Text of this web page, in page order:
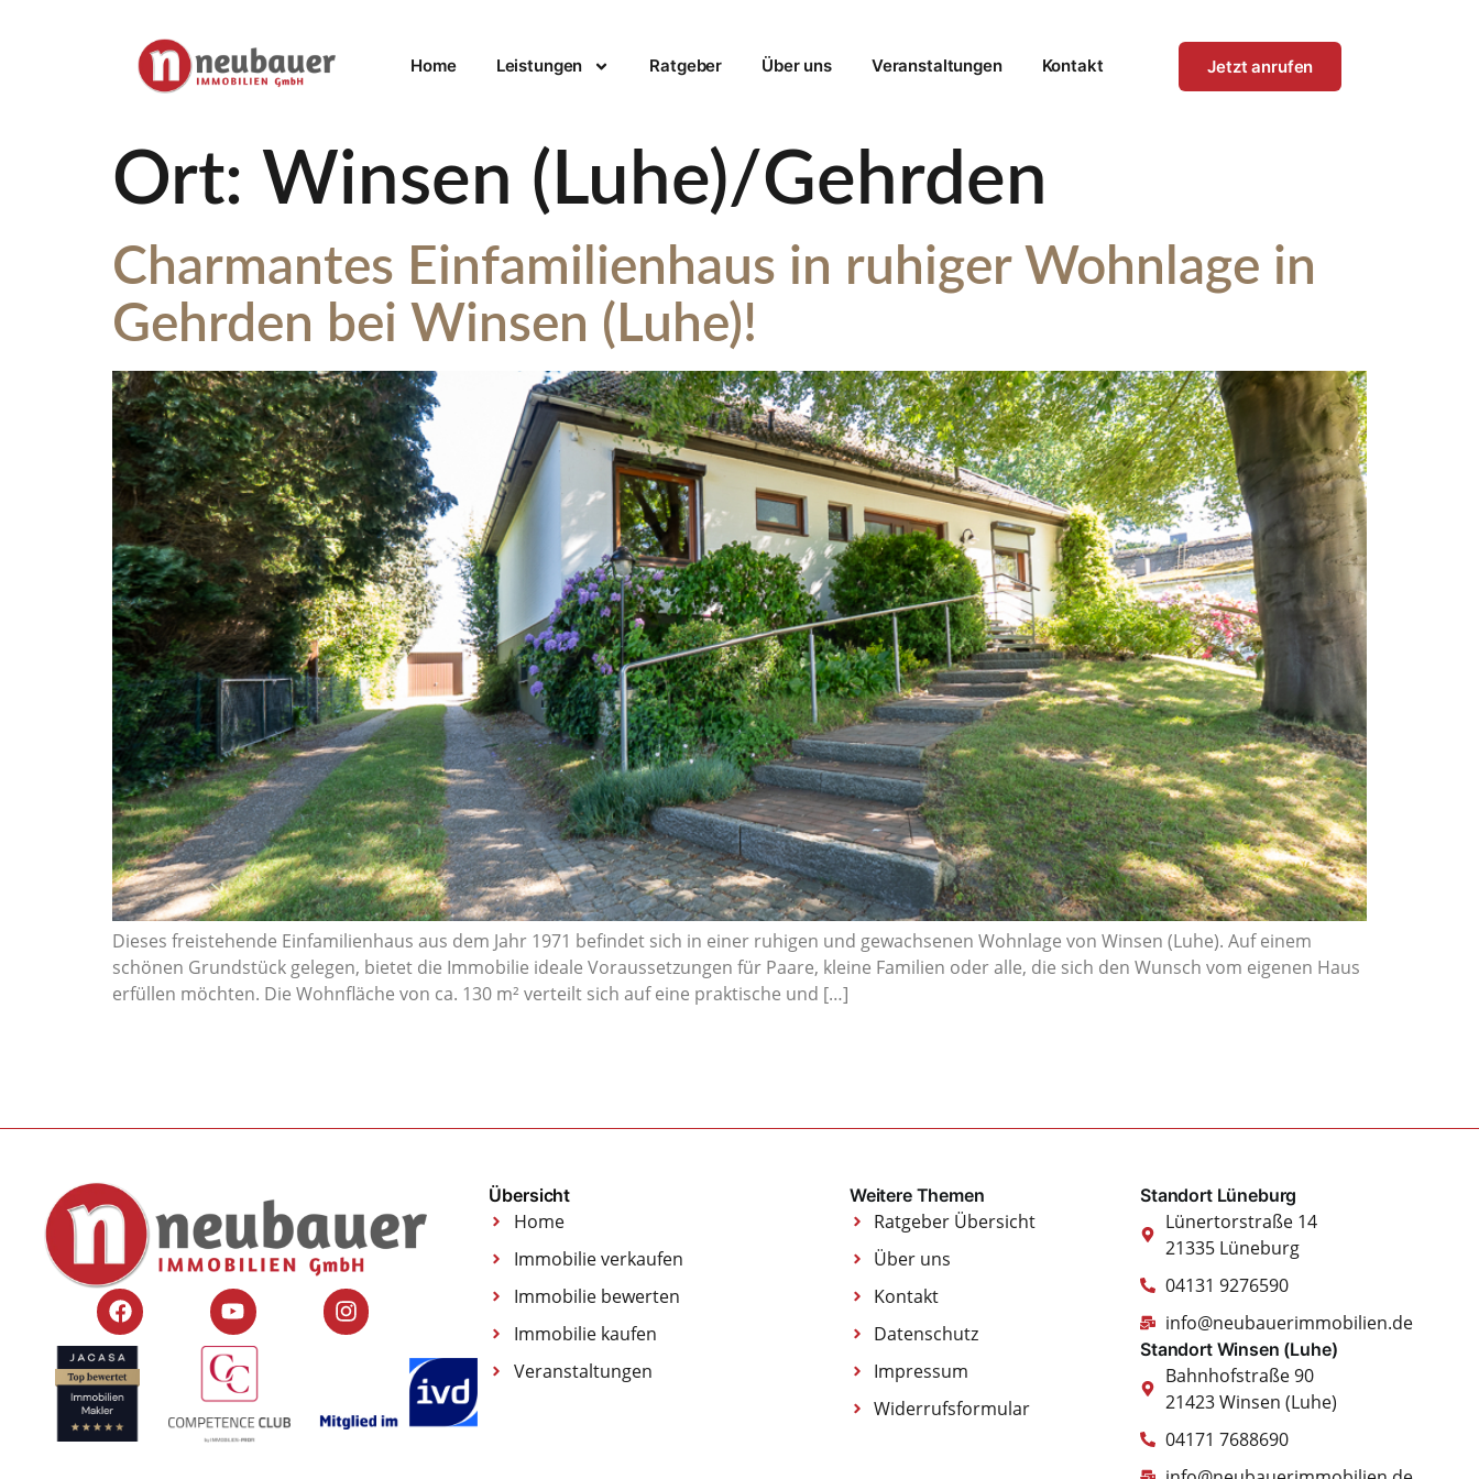
Home Leistungen Ratgeber Über uns Veranstaltungen Kontakt Jetzt anrufen
Ort: Winsen (Luhe)/Gehrden
Charmantes Einfamilienhaus in ruhiger Wohnlage in
Gehrden bei Winsen (Luhe)!
Dieses freistehende Einfamilienhaus aus dem Jahr 1971 befindet sich in einer ruhigen und gewachsenen Wohnlage von Winsen (Luhe). Auf einem
schönen Grundstück gelegen, bietet die Immobilie ideale Voraussetzungen für Paare, kleine Familien oder alle, die sich den Wunsch vom eigenen Haus
erfüllen möchten. Die Wohnfläche von ca. 130 m² verteilt sich auf eine praktische und […]
Übersicht
Home
Immobilie verkaufen
Immobilie bewerten
Immobilie kaufen
Veranstaltungen
Weitere Themen
Ratgeber Übersicht
Über uns
Kontakt
Datenschutz
Impressum
Widerrufsformular
Standort Lüneburg
Lünertorstraße 14
21335 Lüneburg
04131 9276590
info@neubauerimmobilien.de
Standort Winsen (Luhe)
Bahnhofstraße 90
21423 Winsen (Luhe)
04171 7688690